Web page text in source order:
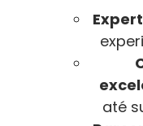
até